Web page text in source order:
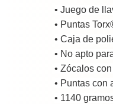
• Juego de
• Puntas
• Caja de
• No apto
• Zócalos
• Puntas con
• 1140